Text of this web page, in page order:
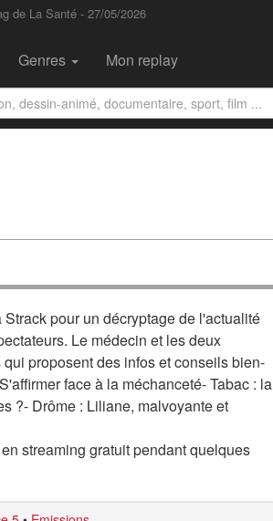
de La Santé - 27/05/2026
Genres Mon replay
pour un décryptage de l'actualité
Le médecin et les deux
proposent des infos et conseils bien-
face à la méchanceté- Tabac : la
?- Drôme : Liliane, malvoyante et
streaming gratuit pendant quelques